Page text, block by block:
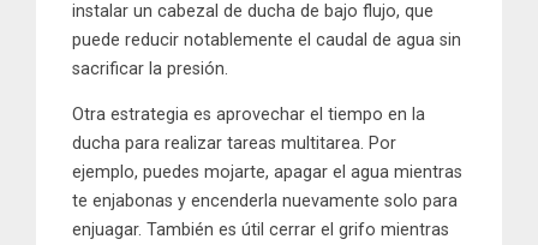
instalar un cabezal de ducha de bajo flujo, que
puede reducir notablemente el caudal de agua sin
sacrificar la presión.
Otra estrategia es aprovechar el tiempo en la
ducha para realizar tareas multitarea. Por
ejemplo, puedes mojarte, apagar el agua mientras
te enjabonas y encenderla nuevamente solo para
enjuagar. También es útil cerrar el grifo mientras